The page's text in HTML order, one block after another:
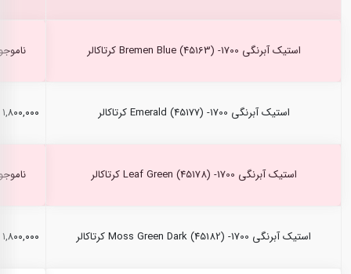
استیک آبرنگی Bremen Blue (45163) -1700 کرتاکالر
استیک آبرنگی Emerald (45177) -1700 کرتاکالر ۱,۸۰۰,۰۰۰ ریال
استیک آبرنگی Leaf Green (45178) -1700 کرتاکالر
استیک آبرنگی Moss Green Dark (45182) -1700 کرتاکالر ۱,۸۰۰,۰۰۰ ریال